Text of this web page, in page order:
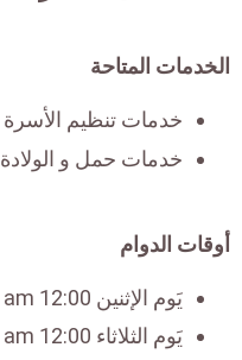
الخدمات المتاحة
خدمات تنظيم الأسرة
خدمات حمل و الولادة
أوقات الدوام
يَوم الإثنين 12:00 am - 12:00 am
يَوم الثلاثاء 12:00 am - 12:00 am